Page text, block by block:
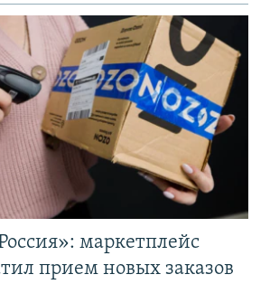
маркетплейс
прием новых заказов